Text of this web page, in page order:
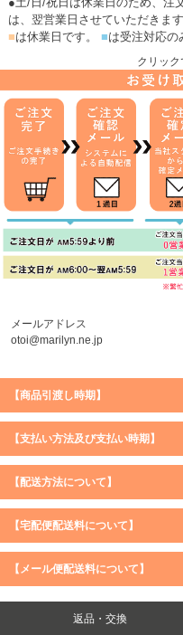
は、翌営業日させていただきます
■は休業日です。 ■は受注対応の
クリッ
メールアドレス
otoi@marilyn.ne.jp
【商品引渡し時期】
【支払い方法及び支払い時期】
【配送方法について】
【宅配便配送料について】
購入価格 ／ 地域 通常
5,900円（税込）未満
【メール便配送料について】
返品・交換